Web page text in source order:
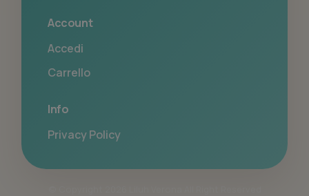
Account
Accedi
Carrello
Info
Privacy Policy